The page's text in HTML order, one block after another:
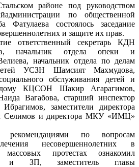
районе под руководством
по общественной
Фатулаева состоялось заседание
и защите их прав.
ответственный секретарь КДН
начальник отдела опеки и
начальник отдела по делам
УСЗН Шамсият Махмудова,
обслуживания детей и
КЦСОН Шакир Агарагимов,
Вагабова, старший инспектор
заместители директора
Селимов и директора МКУ «ИМЦ»
по вопросам
несовершеннолетних в
массовых протестах ознакомил
и ЗП, заместитель главы